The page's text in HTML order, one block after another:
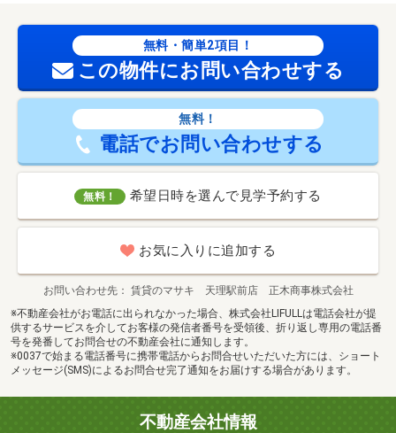
無料・簡単2項目！
この物件にお問い合わせする
無料！
電話でお問い合わせする
無料！ 希望日時を選んで見学予約する
お気に入りに追加する
お問い合わせ先
賃貸のマサキ 天理駅前店 正木商事株式会社
※不動産会社がお電話に出られなかった場合、株式会社LIFULLは電話会社が提
供するサービスを介してお客様の発信者番号を受領後、折り返し専用の電話番
号を発番してお問合せの不動産会社に通知します。
※0037で始まる電話番号に携帯電話からお問合せいただいた方には、ショート
メッセージ(SMS)によるお問合せ完了通知をお届けする場合があります。
不動産会社情報